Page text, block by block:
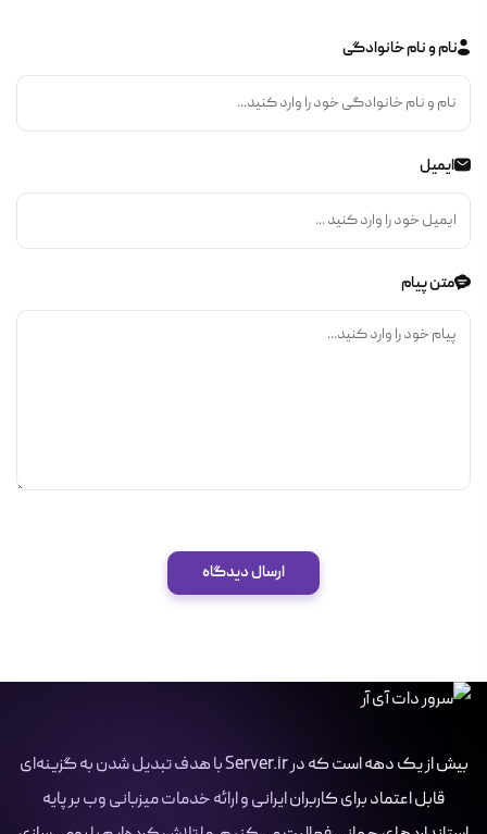
نام و نام خانوادگی
ایمیل
متن پیام
ارسال دیدگاه
بیش از یک دهه است که در Server.ir با هدف تبدیل شدن به گزینه‌ای
قابل اعتماد برای کاربران ایرانی و ارائه خدمات میزبانی وب بر پایه